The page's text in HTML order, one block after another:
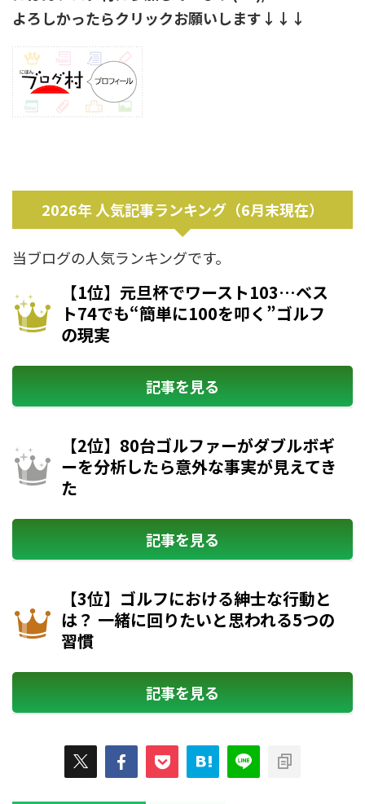
よろしかったらクリックお願いします↓↓↓
2026年 人気記事ランキング（6月末現在）
当ブログの人気ランキングです。
【1位】元旦杯でワースト103…ベス
ト74でも“簡単に100を叩く”ゴルフ
の現実
記事を見る
【2位】80台ゴルファーがダブルボギ
ーを分析したら意外な事実が見えてき
た
記事を見る
【3位】ゴルフにおける紳士な行動と
は？ 一緒に回りたいと思われる5つの
習慣
記事を見る